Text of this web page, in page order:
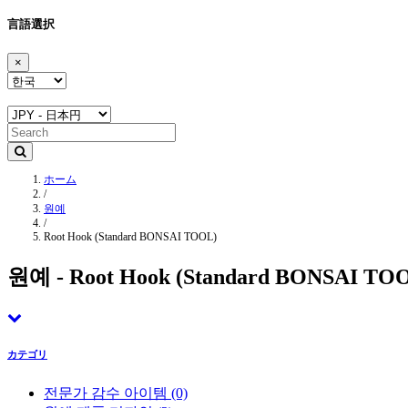
言語選択
×
ホーム
/
원예
/
Root Hook (Standard BONSAI TOOL)
원예 - Root Hook (Standard BONSAI
カテゴリ
전문가 감수 아이템 (0)